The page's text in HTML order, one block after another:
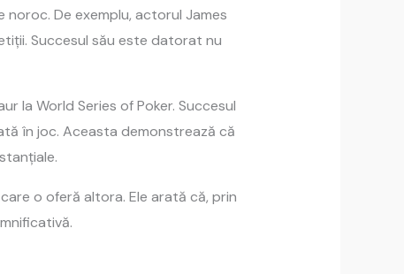
De exemplu, actorul James
Succesul său este datorat nu
la World Series of Poker. Succesul
în joc. Aceasta demonstrează că
o oferă altora. Ele arată că, prin